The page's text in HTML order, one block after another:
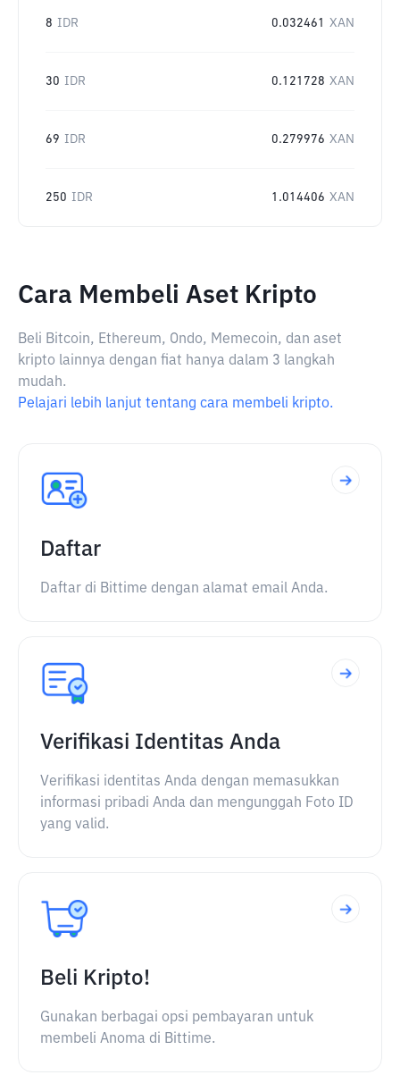
8 IDR 0.032461 XAN
30 IDR 0.121728 XAN
69 IDR 0.279976 XAN
250 IDR 1.014406 XAN
Cara Membeli Aset Kripto
Beli Bitcoin, Ethereum, Ondo, Memecoin, dan aset
kripto lainnya dengan fiat hanya dalam 3 langkah
mudah.
Pelajari lebih lanjut tentang cara membeli kripto.
Daftar
Daftar di Bittime dengan alamat email Anda.
Verifikasi Identitas Anda
Verifikasi identitas Anda dengan memasukkan
informasi pribadi Anda dan mengunggah Foto ID
yang valid.
Beli Kripto!
Gunakan berbagai opsi pembayaran untuk
membeli Anoma di Bittime.